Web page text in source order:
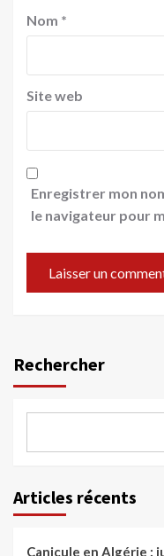
Nom *
Site web
Enregistrer mon
le navigateur pour
Rechercher
Articles récents
Canicule en Algérie :